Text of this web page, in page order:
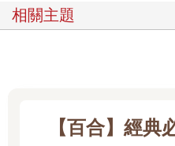
相關主題
【百合】經典